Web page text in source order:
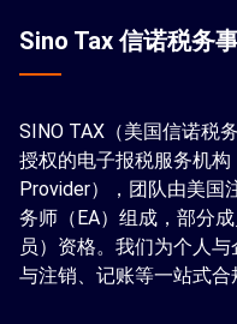
Sino Tax 信诺税务
SINO TAX（美国信诺税
授权的电子报税服务机
Provider），团队由美国
务师（EA）组成，部分
员）资格。我们为个人
与注销、记账等一站式合